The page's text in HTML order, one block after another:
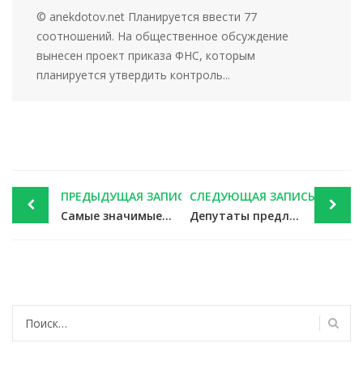
© anekdotov.net Планируется ввести 77
соотношений. На общественное обсуждение
вынесен проект приказа ФНС, которым
планируется утвердить контроль...
Post
navigation
ПРЕДЫДУЩАЯ ЗАПИСЬ
Самые значимые новости недели 4 — 8 февраля 2019 года — новости налоги
СЛЕДУЮЩАЯ ЗАПИСЬ
Депутаты предлагают повысить вычет на обучение детей и общий лимит соцвычетов — новости налоги